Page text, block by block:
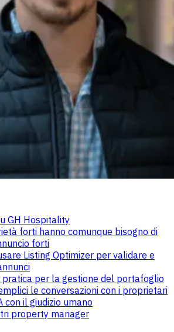
GH Hospitality
forti hanno comunque bisogno di
forti
Listing Optimizer per validare e
pratica per la gestione del portafoglio
le conversazioni con i proprietari
con il giudizio umano
property manager